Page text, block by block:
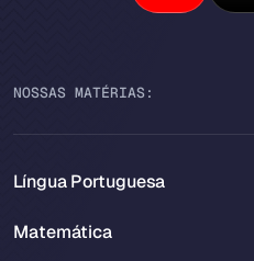
NOSSAS MATÉRIAS:
Língua Portuguesa
Matemática